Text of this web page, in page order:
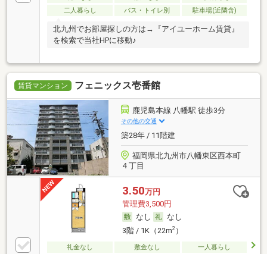
二人暮らし
バス・トイレ別 駐車場(近隣含)
北九州でお部屋探しの方は→『アイユーホーム賃貸』
を検索で当社HPに移動♪
賃貸マンション フェニックス壱番館
鹿児島本線 八幡駅 徒歩3分
その他の交通
築28年 / 11階建
福岡県北九州市八幡東区西本町
４丁目
3.50万円
管理費3,500円
なし
なし
3階 / 1K（22m2）
礼金なし 敷金なし
一人暮らし